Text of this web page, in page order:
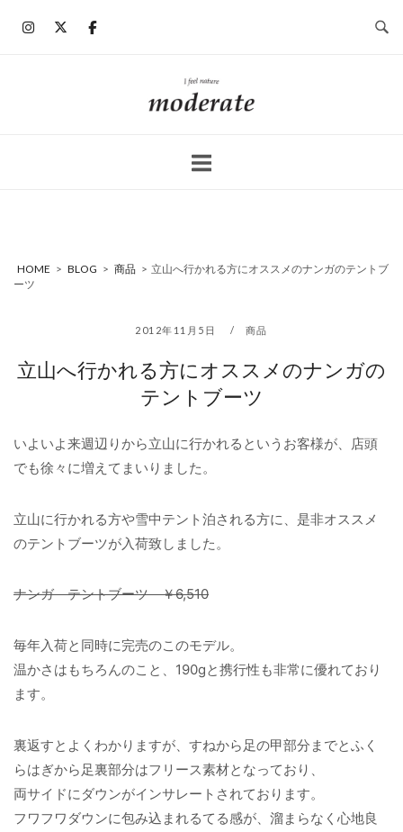
ホ
ー
HOME > BLOG > 商品 > 立山へ行かれる方にオススメのナンガのテントブ
ーツ
2012年11月5日 商品
立山へ行かれる方にオススメのナンガの
テントブーツ
いよいよ来週辺りから立山に行かれるというお客様が、店頭
でも徐々に増えてまいりました。
立山に行かれる方や雪中テント泊される方に、是非オススメ
のテントブーツが入荷致しました。
ナンガ テントブーツ ￥6,510
毎年入荷と同時に完売のこのモデル。
温かさはもちろんのこと、190gと携行性も非常に優れており
ます。
裏返すとよくわかりますが、すねから足の甲部分までとふく
らはぎから足裏部分はフリース素材となっており、
両サイドにダウンがインサレートされております。
フワフワダウンに包み込まれるてる感が、溜まらなく心地良